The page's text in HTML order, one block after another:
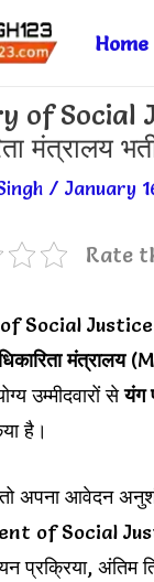
Home
of Social
मंत्रालय
/ January
Rate
Social
मंत्रालय
उम्मीदवारों सेयंग
है।
अपना आवेदन
of Social
प्रक्रिया, अंतिम